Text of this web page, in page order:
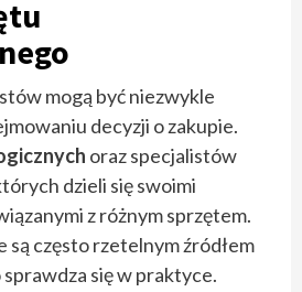
mogą być niezwykle
decyzji o zakupie.
oraz specjalistów
dzieli się swoimi
z różnym sprzętem.
są często rzetelnym źródłem
się w praktyce.